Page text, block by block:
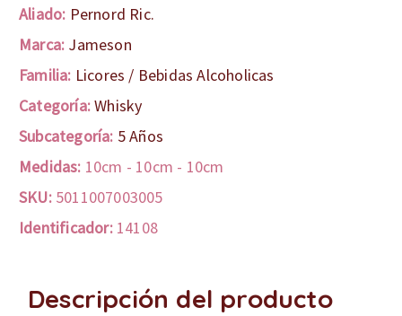
Aliado: Pernord Ric.
Marca: Jameson
Familia: Licores / Bebidas Alcoholicas
Categoría:Whisky
Subcategoría: 5 Años
Medidas: 10cm - 10cm - 10cm
SKU: 5011007003005
Identificador: 14108
Descripción del producto